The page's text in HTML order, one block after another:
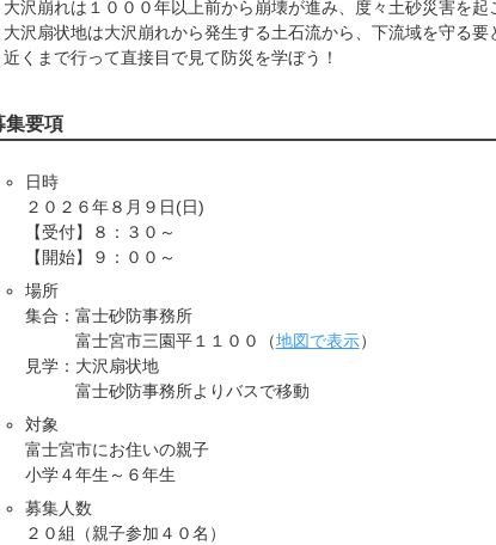
大沢崩れは１０００年以上前から崩壊が進み、度々土砂災害を起
大沢扇状地は大沢崩れから発生する土石流から、下流域を守る要
近くまで行って直接目で見て防災を学ぼう！
集要項
日時
２０２６年８月９日(日)
【受付】８：３０～
【開始】９：００～
場所
集合：富士砂防事務所
富士宮市三園平１１００（地図で表示）
見学：大沢扇状地
富士砂防事務所よりバスで移動
対象
富士宮市にお住いの親子
小学４年生～６年生
募集人数
２０組（親子参加４０名）